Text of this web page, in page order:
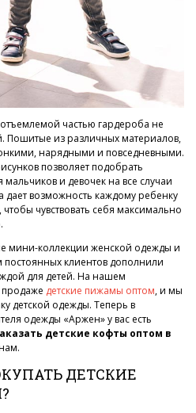
частью гардероба не
Пошитые из различных материалов,
нарядными и повседневными.
позволяет подобрать
и девочек на все случаи
возможность каждому ребенку
чувствовать себя максимально
мини-коллекции женской одежды и
клиентов дополнили
для детей. На нашем
продаже детские пижамы оптом, и мы
детской одежды. Теперь в
одежды «Аржен» у вас есть
детские кофты оптом в
ДЕТСКИЕ